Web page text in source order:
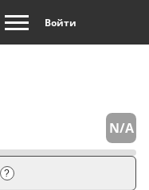
Войти
N/A
?